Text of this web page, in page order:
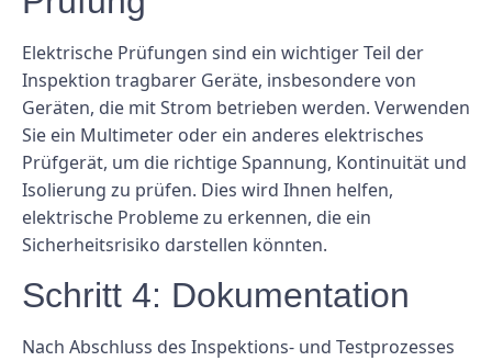
Elektrische Prüfungen sind ein wichtiger Teil der
Inspektion tragbarer Geräte, insbesondere von
Geräten, die mit Strom betrieben werden. Verwenden
Sie ein Multimeter oder ein anderes elektrisches
Prüfgerät, um die richtige Spannung, Kontinuität und
Isolierung zu prüfen. Dies wird Ihnen helfen,
elektrische Probleme zu erkennen, die ein
Sicherheitsrisiko darstellen könnten.
Schritt 4: Dokumentation
Nach Abschluss des Inspektions- und Testprozesses